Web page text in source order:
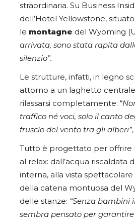
straordinaria. Su Business
dell’Hotel Yellowstone,
le montagne del Wyoming
arrivata, sono stata rapita
silenzio”.
Le strutture, infatti, in legno
attorno a un laghetto
rilassarsi completamente: “
traffico né voci, solo il canto
fruscìo del vento tra gli alberi”
Tutto è progettato per offrire
al relax: dall’acqua riscaldata
interna, alla vista
della catena montuosa del
delle stanze: “Senza bambini
sembra pensato per